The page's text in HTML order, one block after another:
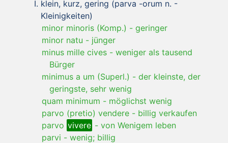
klein, kurz, gering (parva -orum n. -
Kleinigkeiten)
minor minoris (Komp.) - geringer
minor natu - jünger
minus mille cives - weniger als tausend
Bürger
minimus a um (Superl.) - der kleinste, der
geringste, sehr wenig
quam minimum - möglichst wenig
parvo (pretio) vendere - billig verkaufen
parvo vivere - von Wenigem leben
parvi - wenig; billig